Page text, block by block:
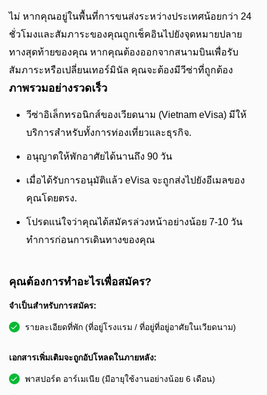
ไม่ หากคุณอยู่ในพื้นที่การขนส่งระหว่างประเทศน้อยกว่า 24
ชั่วโมงและสัมภาระของคุณถูกเช็คอินไปยังจุดหมายปลาย
ทางสุดท้ายของคุณ หากคุณต้องออกจากสนามบินเพื่อรับ
สัมภาระหรือเปลี่ยนเทอร์มินัล คุณจะต้องมีวีซ่าที่ถูกต้อง
ภาพรวมอย่างรวดเร็ว
วีซ่าอิเล็กทรอนิกส์ของเวียดนาม (Vietnam eVisa) มีให้
บริการสำหรับทั้งการท่องเที่ยวและธุรกิจ.
อนุญาตให้พักอาศัยได้นานถึง 90 วัน
เมื่อได้รับการอนุมัติแล้ว eVisa จะถูกส่งไปยังอีเมลของ
คุณโดยตรง.
โปรดแน่ใจว่าคุณได้สมัครล่วงหน้าอย่างน้อย 7-10 วัน
ทำการก่อนการเดินทางของคุณ
คุณต้องการทำอะไรเพื่อสมัคร?
จำเป็นสำหรับการสมัคร:
รายละเอียดที่พัก (ที่อยู่โรงแรม / ที่อยู่ที่อยู่อาศัยในเวียดนาม)
เอกสารเพิ่มเติมจะถูกอัปโหลดในภายหลัง:
พาสปอร์ต อาร์เมเนีย (มีอายุใช้งานอย่างน้อย 6 เดือน)